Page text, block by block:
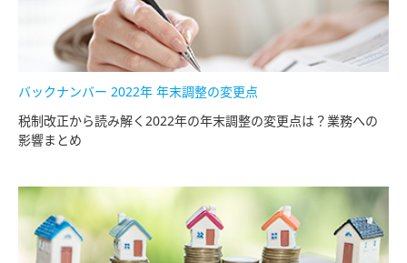
バックナンバー 2022年 年末調整の変更点
税制改正から読み解く2022年の年末調整の変更点は？業務への
影響まとめ